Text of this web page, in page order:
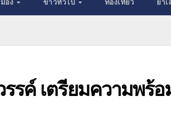
อง ข่าวทั่วไป ท่องเที่ยว ยา
รค์ เตรียมความพร้